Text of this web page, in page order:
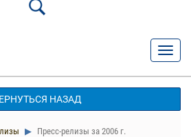
НАЗАД
Пресс-релизы за 2006 г.